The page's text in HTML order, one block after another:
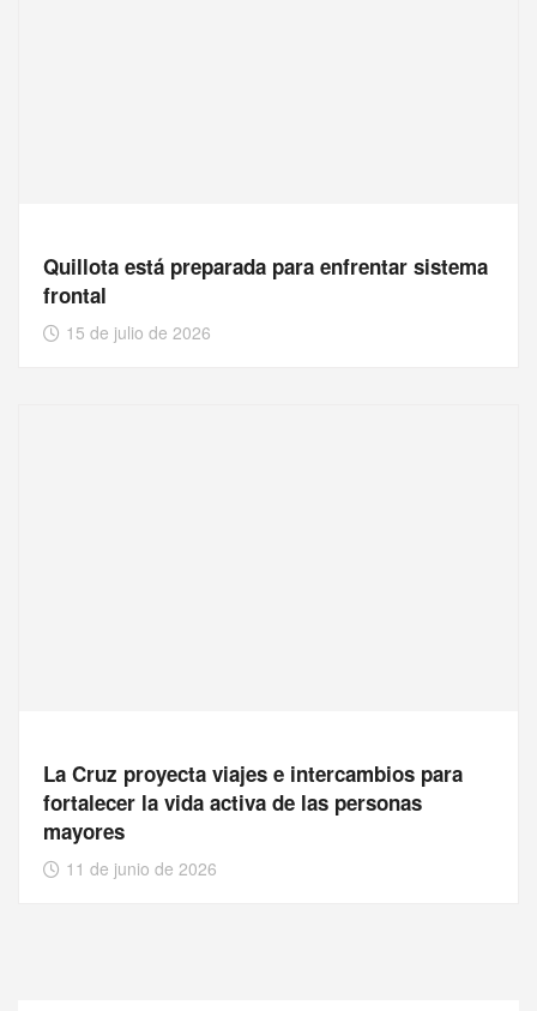
Quillota está preparada para enfrentar sistema
frontal
15 de julio de 2026
La Cruz proyecta viajes e intercambios para
fortalecer la vida activa de las personas
mayores
11 de junio de 2026